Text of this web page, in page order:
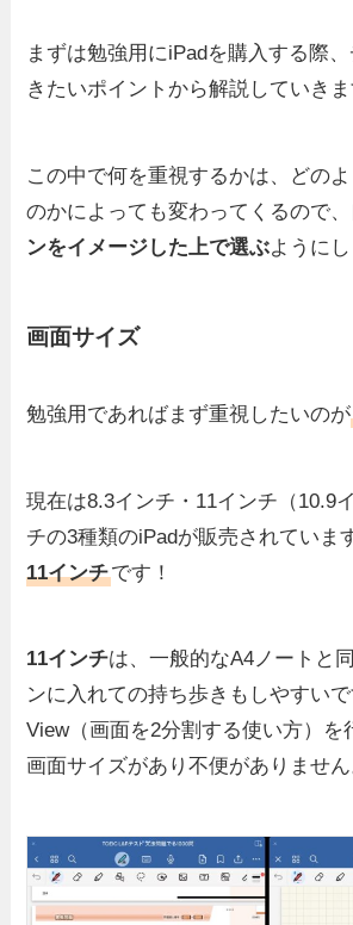
まずは勉強用にiPadを購入する際
きたいポイントから解説していきま
この中で何を重視するかは、どの
のかによっても変わってくるので、
ンをイメージした上で選ぶように
画面サイズ
勉強用であればまず重視したいのが
現在は8.3インチ・11インチ（10.9
チの3種類のiPadが販売されていま
11インチです！
11インチは、一般的なA4ノートと
ンに入れての持ち歩きもしやすい
View（画面を2分割する使い方）を
画面サイズがあり不便がありません